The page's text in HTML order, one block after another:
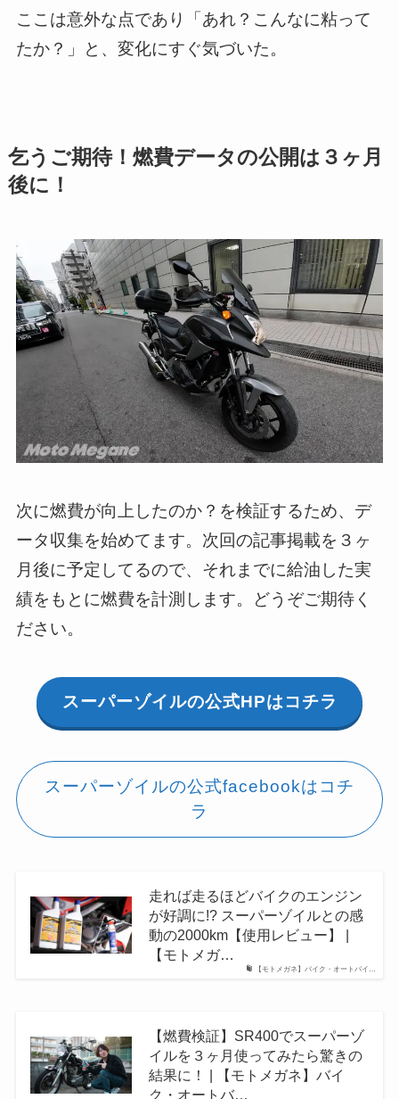
ここは意外な点であり「あれ？こんなに粘って
たか？」と、変化にすぐ気づいた。
乞うご期待！燃費データの公開は３ヶ月
後に！
次に燃費が向上したのか？を検証するため、デ
ータ収集を始めてます。次回の記事掲載を３ヶ
月後に予定してるので、それまでに給油した実
績をもとに燃費を計測します。どうぞご期待く
ださい。
スーパーゾイルの公式HPはコチラ
スーパーゾイルの公式facebookはコチ
ラ
【モトメガネ】バイク・オートバイ…
走れば走るほどバイクのエンジン
が好調に!? スーパーゾイルとの感
動の2000km【使用レビュー】 |
【モトメガ…
【燃費検証】SR400でスーパーゾ
イルを３ヶ月使ってみたら驚きの
結果に！ | 【モトメガネ】バイ
ク・オートバ…